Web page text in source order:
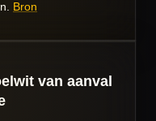
Bron
van aanval